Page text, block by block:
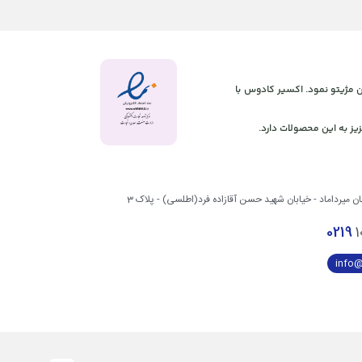
آنلاین مژیتو نمود. اکسیر کادوس با
به این محصولات دارد.
میرداماد - خیابان شهید حسن آقازاده فرد(اطلسی) - پلاک 3
0219